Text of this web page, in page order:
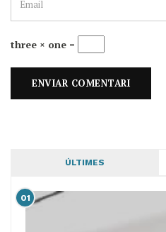
three × one =
ÚLTIMES
01